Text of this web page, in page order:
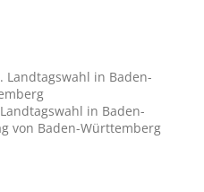
in Baden-
von Baden-Württemberg